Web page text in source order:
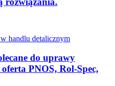
do uprawy
PNOS, Rol-Spec,